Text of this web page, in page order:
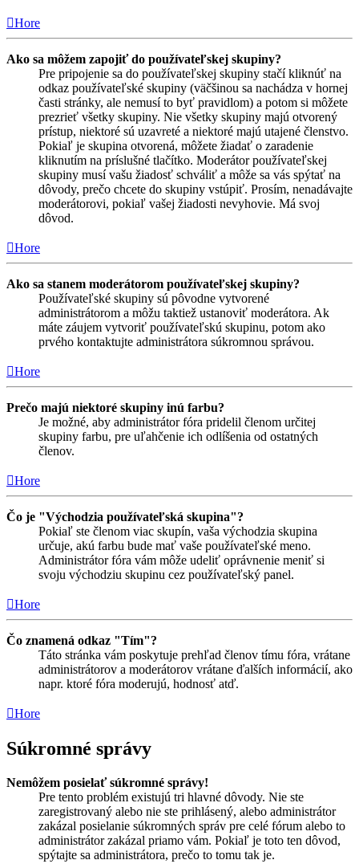
Hore
Ako sa môžem zapojiť do používateľskej skupiny?
Pre pripojenie sa do používateľskej skupiny stačí kliknúť na
odkaz používateľské skupiny (väčšinou sa nachádza v hornej
časti stránky, ale nemusí to byť pravidlom) a potom si môžete
prezrieť všetky skupiny. Nie všetky skupiny majú otvorený
prístup, niektoré sú uzavreté a niektoré majú utajené členstvo.
Pokiaľ je skupina otvorená, môžete žiadať o zaradenie
kliknutím na príslušné tlačítko. Moderátor používateľskej
skupiny musí vašu žiadosť schváliť a môže sa vás spýtať na
dôvody, prečo chcete do skupiny vstúpiť. Prosím, nenadávajte
moderátorovi, pokiaľ vašej žiadosti nevyhovie. Má svoj
dôvod.
Hore
Ako sa stanem moderátorom používateľskej skupiny?
Používateľské skupiny sú pôvodne vytvorené
administrátorom a môžu taktiež ustanoviť moderátora. Ak
máte záujem vytvoriť používateľskú skupinu, potom ako
prvého kontaktujte administrátora súkromnou správou.
Hore
Prečo majú niektoré skupiny inú farbu?
Je možné, aby administrátor fóra pridelil členom určitej
skupiny farbu, pre uľahčenie ich odlíšenia od ostatných
členov.
Hore
Čo je "Východzia používateľská skupina"?
Pokiaľ ste členom viac skupín, vaša východzia skupina
určuje, akú farbu bude mať vaše používateľské meno.
Administrátor fóra vám môže udeliť oprávnenie meniť si
svoju východziu skupinu cez používateľský panel.
Hore
Čo znamená odkaz "Tím"?
Táto stránka vám poskytuje prehľad členov tímu fóra, vrátane
administrátorov a moderátorov vrátane ďalších informácií, ako
napr. ktoré fóra moderujú, hodnosť atď.
Hore
Súkromné správy
Nemôžem posielať súkromné správy!
Pre tento problém existujú tri hlavné dôvody. Nie ste
zaregistrovaný alebo nie ste prihlásený, alebo administrátor
zakázal posielanie súkromných správ pre celé fórum alebo to
administrátor zakázal priamo vám. Pokiaľ je toto ten dôvod,
spýtajte sa administrátora, prečo to tomu tak je.